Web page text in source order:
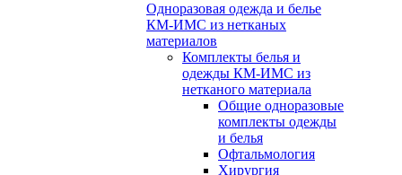
Одноразовая одежда и белье
КМ-ИМС из нетканых
материалов
Комплекты белья и
одежды КМ-ИМС из
нетканого материала
Общие одноразовые
комплекты одежды
и белья
Офтальмология
Хирургия